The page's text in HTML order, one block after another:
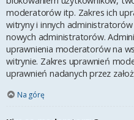
moderatorów itp. Zakres ich
witryny i innych
nowych administratorów.
uprawnienia moderatorów na
witrynie. Zakres uprawnień
uprawnień nadanych przez
Na górę